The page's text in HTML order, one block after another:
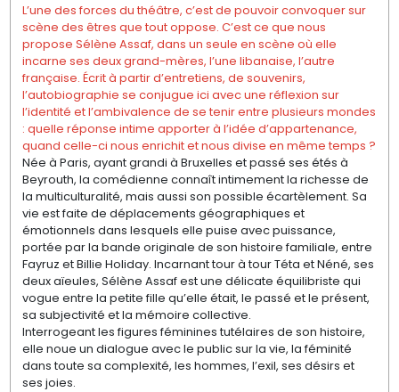
L’une des forces du théâtre, c’est de pouvoir convoquer sur
scène des êtres que tout oppose. C’est ce que nous
propose Sélène Assaf, dans un seule en scène où elle
incarne ses deux grand-mères, l’une libanaise, l’autre
française. Écrit à partir d’entretiens, de souvenirs,
l’autobiographie se conjugue ici avec une réflexion sur
l’identité et l’ambivalence de se tenir entre plusieurs mondes
: quelle réponse intime apporter à l’idée d’appartenance,
quand celle-ci nous enrichit et nous divise en même temps ?
Née à Paris, ayant grandi à Bruxelles et passé ses étés à
Beyrouth, la comédienne connaît intimement la richesse de
la multiculturalité, mais aussi son possible écartèlement. Sa
vie est faite de déplacements géographiques et
émotionnels dans lesquels elle puise avec puissance,
portée par la bande originale de son histoire familiale, entre
Fayruz et Billie Holiday. Incarnant tour à tour Téta et Néné, ses
deux aïeules, Sélène Assaf est une délicate équilibriste qui
vogue entre la petite fille qu’elle était, le passé et le présent,
sa subjectivité et la mémoire collective.
Interrogeant les figures féminines tutélaires de son histoire,
elle noue un dialogue avec le public sur la vie, la féminité
dans toute sa complexité, les hommes, l’exil, ses désirs et
ses joies.